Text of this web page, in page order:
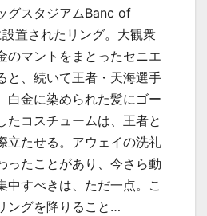
グスタジアムBanc of
置されたリング。大観衆
のマントをまとったセニエ
と、続いて王者・天海選手
白金に染められた髪にゴー
たコスチュームは、王者と
立たせる。アウェイの洗礼
ったことがあり、今さら動
中すべきは、ただ一点。こ
ングを降りること…